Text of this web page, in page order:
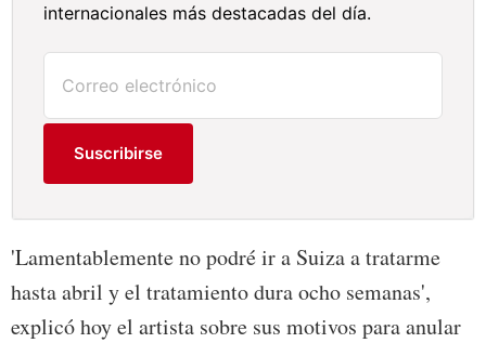
internacionales más destacadas del día.
Suscribirse
'Lamentablemente no podré ir a Suiza a tratarme
hasta abril y el tratamiento dura ocho semanas',
explicó hoy el artista sobre sus motivos para anular